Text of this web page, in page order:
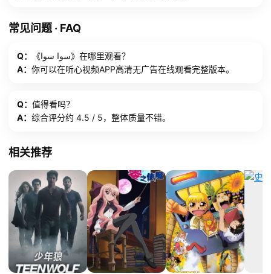
常见问题 · FAQ
Q：
《سوا سوا》在哪里观看？
A： 你可以在听心视频APP高清无广告在线观看完整版本。
Q： 值得看吗？
A： 综合评分约 4.5 / 5，整体质量不错。
相关推荐